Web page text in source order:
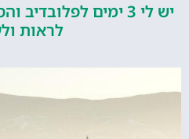
יש לי 3 ימים לפלובדיב
לראות ולעשות